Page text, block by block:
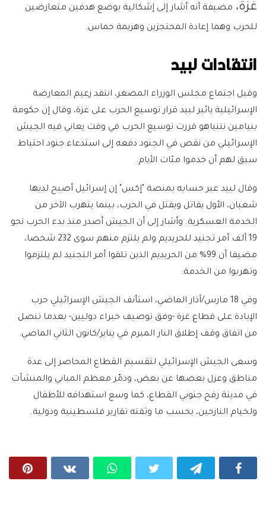
غزة، مضيفة أنه أشار إلى إشكالية بوضع هدفين متعارضين
للحرب وهما إعادة المحتجزين وهزيمة حماس.
انتقادات لبيد
وقبل اجتماع مجلس الوزراء المصغر، انتقد زعيم المعارضة
الإسرائيلية يائير لبيد قرار توسيع الحرب على غزة، وقال إن حكومة
بنيامين نتنياهو قررت توسيع الحرب في وقت يعاني فيه الجيش
الإسرائيلي من نقص في الجنود دفعه إلى استدعاء جنود احتياط
سبق لهم أن خدموا مئات الأيام.
وقال لبيد عبر حسابه بمنصة "إكس" إن إسرائيل أصبح لديها
شعبان، الأول يقاتل ويقتل في الحرب، بينما يتهرب الآخر من
الخدمة العسكرية. وأشار إلى أن الجيش أصدر منذ بدء الحرب نحو
19 ألف أمر تجنيد للحريديم ولم يلتزم منهم سوى 232 شخصا،
مضيفا أن 99% من الحريديم الذين تلقوا أمر التجنيد لم يلتزموا
وتهربوا من الخدمة.
وفي 18 مارس/آذار الماضي، استأنف الجيش الإسرائيلي حرب
الإبادة على قطاع غزة -وفق توصيف خبراء دوليين- بعدما تنصل
من اتفاق وقف إطلاق النار المبرم في يناير/كانون الثاني الماضي.
وسعى الجيش الإسرائيلي لتقسيم القطاع المحاصر إلى عدة
مناطق وعزل بعضها عن بعض، ودمّر معظم المباني والمنشآت
في مدينة رفح جنوبي القطاع، كما وسع استهدافه للأطفال
ولخيام النازحين، بحسب ما وثقته تقارير فلسطينية ودولية.